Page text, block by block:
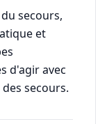
secours,
et
d'agir avec
secours.